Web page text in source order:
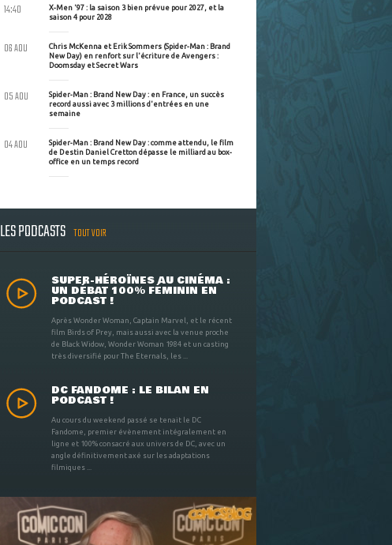
X-Men '97 : la saison 3 bien prévue pour 2027, et la
saison 4 pour 2028
14:40
Chris McKenna et Erik Sommers (Spider-Man : Brand
New Day) en renfort sur l'écriture de Avengers :
Doomsday et Secret Wars
06 AOU
Spider-Man : Brand New Day : en France, un succès
record aussi avec 3 millions d'entrées en une
semaine
05 AOU
Spider-Man : Brand New Day : comme attendu, le film
de Destin Daniel Cretton dépasse le milliard au box-
office en un temps record
04 AOU
LES PODCASTS TOUT VOIR
SUPER-HÉROÏNES AU CINÉMA :
UN DÉBAT 100% FÉMININ EN
PODCAST !
Après Wonder Woman, Captain Marvel, et le récent
film Birds of Prey, mais aussi avec la venue proche
de Black Widow, Wonder Woman 1984 et un casting
très diversifié pour The Eternals, les ...
DC FANDOME : LE BILAN EN
PODCAST !
Au cours du weekend passé se tenait le DC
Fandome, premier évènement intégralement en
ligne et 100% consacré aux univers de DC, avec un
angle définitivement axé sur les adaptations
filmiques ...